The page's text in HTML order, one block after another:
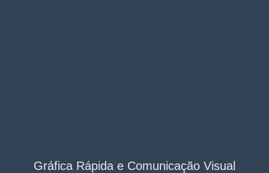
Gráfica Rápida e Comunicação Visual